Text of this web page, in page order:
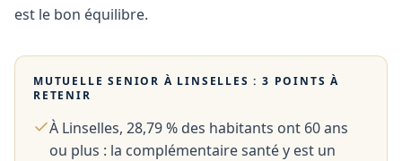
est le bon équilibre.
MUTUELLE SENIOR À LINSELLES : 3 POINTS À
RETENIR
À Linselles, 28,79 % des habitants ont 60 ans
ou plus : la complémentaire santé y est un